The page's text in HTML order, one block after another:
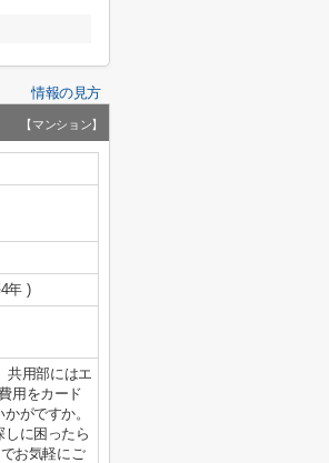
情報の見方
【マンション】
年 )
共用部にはエ
用をカード
がですか。
に困ったら
お気軽にご